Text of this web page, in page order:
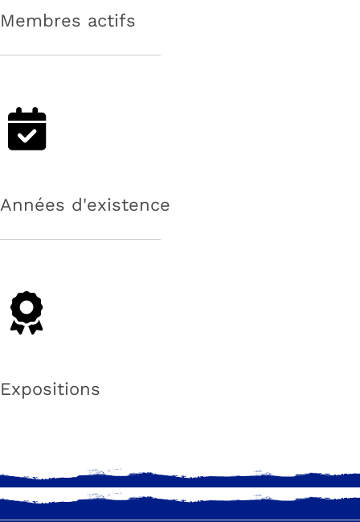
Membres actifs
Années d'existence
Expositions